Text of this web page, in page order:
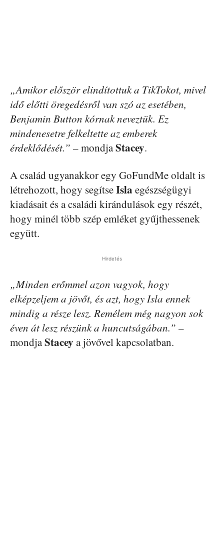
„Amikor először elindítottuk a TikTokot, mivel
idő előtti öregedésről van szó az esetében,
Benjamin Button kórnak neveztük. Ez
mindenesetre felkeltette az emberek
érdeklődését.” – mondjaStacey.
A család ugyanakkor egy GoFundMe oldalt is
létrehozott, hogy segítseIsla egészségügyi
kiadásait és a családi kirándulások egy részét,
hogy minél több szép emléket gyűjthessenek
együtt.
Hirdetés
„Minden erőmmel azon vagyok, hogy
elképzeljem a jövőt, és azt, hogy Isla ennek
mindig a része lesz. Remélem még nagyon sok
éven át lesz részünk a huncutságában.” –
mondjaStacey a jövővel kapcsolatban.